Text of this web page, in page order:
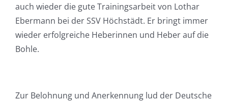
auch wieder die gute Trainingsarbeit von Lothar
Ebermann bei der SSV Höchstädt. Er bringt immer
wieder erfolgreiche Heberinnen und Heber auf die
Bohle.
Zur Belohnung und Anerkennung lud der Deutsche